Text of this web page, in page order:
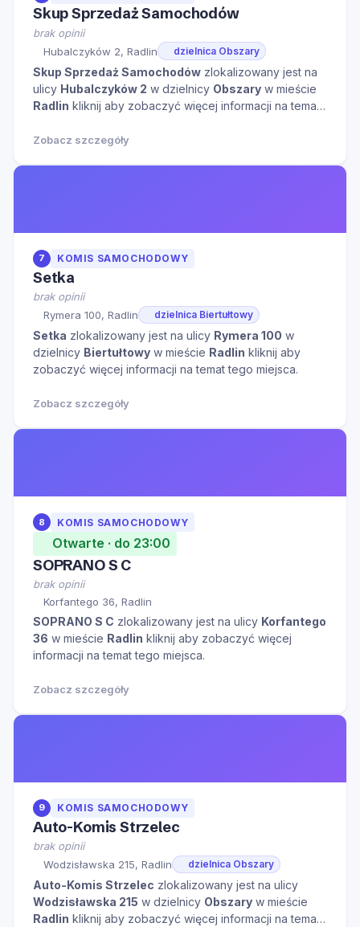
Skup Sprzedaż Samochodów
brak opinii
Hubalczyków 2, Radlin
dzielnica Obszary
Skup Sprzedaż Samochodów zlokalizowany jest na
ulicy Hubalczyków 2 w dzielnicy Obszary w mieście
Radlin kliknij aby zobaczyć więcej informacji na temat
Zobacz szczegóły
7 KOMIS SAMOCHODOWY
Setka
brak opinii
Rymera 100, Radlin
dzielnica Biertułtowy
Setka zlokalizowany jest na ulicy Rymera 100 w
dzielnicy Biertułtowy w mieście Radlin kliknij aby
zobaczyć więcej informacji na temat tego miejsca.
Zobacz szczegóły
8 KOMIS SAMOCHODOWY
Otwarte · do 23:00
SOPRANO S C
brak opinii
Korfantego 36, Radlin
SOPRANO S C zlokalizowany jest na ulicy Korfantego
36 w mieście Radlin kliknij aby zobaczyć więcej
informacji na temat tego miejsca.
Zobacz szczegóły
9 KOMIS SAMOCHODOWY
Auto-Komis Strzelec
brak opinii
Wodzisławska 215, Radlin
dzielnica Obszary
Auto-Komis Strzelec zlokalizowany jest na ulicy
Wodzisławska 215 w dzielnicy Obszary w mieście
Radlin kliknij aby zobaczyć więcej informacji na temat